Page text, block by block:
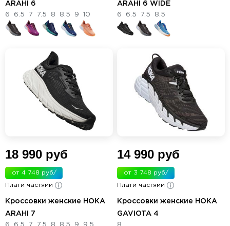
ARAHI 6
6 6.5 7 7.5 8 8.5 9 10
ARAHI 6 WIDE
6 6.5 7.5 8.5
18 990 руб
от 4 748 руб/
мес.
Плати частями
Кроссовки женские HOKA
ARAHI 7
6 6.5 7 7.5 8 8.5 9
9.5
14 990 руб
от 3 748 руб/
мес.
Плати частями
Кроссовки женские HOKA
GAVIOTA 4
8